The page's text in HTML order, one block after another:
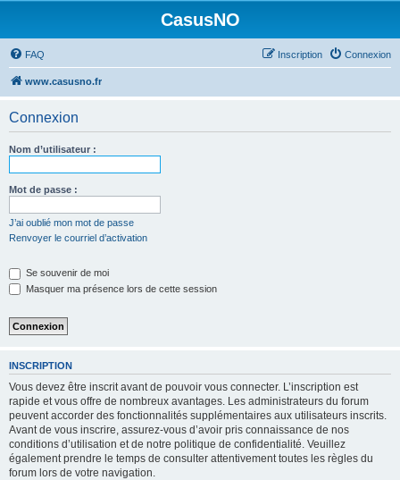
CasusNO
FAQ Connexion
Inscription
www.casusno.fr
Connexion
Nom d’utilisateur :
Mot de passe :
J’ai oublié mon mot de passe
Renvoyer le courriel d’activation
Se souvenir de moi
Masquer ma présence lors de cette session
INSCRIPTION
Vous devez être inscrit avant de pouvoir vous connecter. L’inscription est
rapide et vous offre de nombreux avantages. Les administrateurs du forum
peuvent accorder des fonctionnalités supplémentaires aux utilisateurs inscrits.
Avant de vous inscrire, assurez-vous d’avoir pris connaissance de nos
conditions d’utilisation et de notre politique de confidentialité. Veuillez
également prendre le temps de consulter attentivement toutes les règles du
forum lors de votre navigation.